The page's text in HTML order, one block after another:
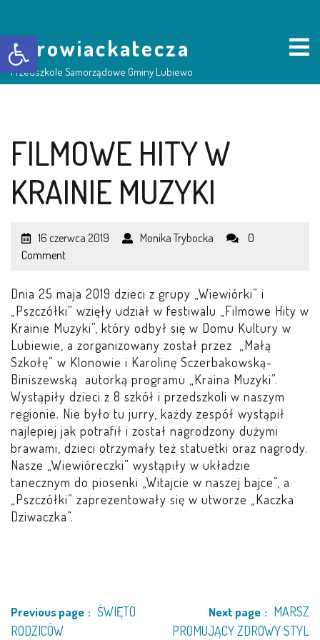
Otwórz pasek narzędzi
borowiackatecza
Przedszkole Samorządowe Gminy Lubiewo
NASZE PRZEDSZKOLE
RADA RODZICÓW
LEŚNE PSZCZÓŁKI – BYSŁAW
ŻABKI – BYSŁAW
SOWY – BYSŁAW
WIEWIÓRKI – BYSŁAW
MISIE – BYSŁAW
PSZCZÓŁKI – LUBIEWO
WIEWIÓRKI – SUCHA
FILMOWE HITY W
KRAINIE MUZYKI
16 czerwca 2019 Monika Trybocka
0
Comment
Dnia 25 maja 2019 dzieci z grupy „Wiewiórki” i
„Pszczółki” wzięły udział w festiwalu „Filmowe Hity w
Krainie Muzyki”, który odbył się w Domu Kultury w
Lubiewie, a zorganizowany został przez „Małą
Szkołę” w Klonowie i Karolinę Sczerbakowską-
Biniszewską autorką programu „Kraina Muzyki”.
Wystąpiły dzieci z 8 szkół i przedszkoli w naszym
regionie. Nie było tu jurry, każdy zespół wystąpił
najlepiej jak potrafił i został nagrodzony dużymi
brawami, dzieci otrzymały też statuetki oraz nagrody.
Nasze „Wiewióreczki” wystąpiły w układzie
tanecznym do piosenki „Witajcie w naszej bajce”, a
„Pszczółki” zaprezentowały się w utworze „Kaczka
Dziwaczka”.
Previous page
ŚWIĘTO
RODZICÓW
Next page
MARSZ
PROMUJĄCY ZDROWY STYL